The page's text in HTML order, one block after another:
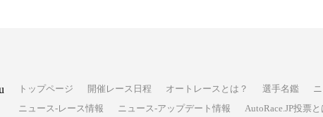
トップページ 開催レース日程 オートレースとは？ 選手名鑑
ニュース-レース情報
ニュース-アップデート情報 AutoRace.JP投票